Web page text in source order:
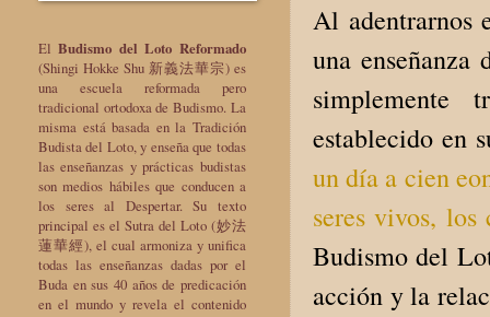
Al adentrarnos
una
simplemente
establecido en
un día a cien
seres vivos, los
Budismo del
acción y la
ElBudismo del Loto Reformado
(Shingi Hokke Shu 新義法華宗) es
una escuela reformada pero
tradicional ortodoxa de Budismo. La
misma está basada en la Tradición
Budista del Loto, y enseña que todas
las enseñanzas y prácticas budistas
son medios hábiles que conducen a
los seres al Despertar. Su texto
principal es el Sutra del Loto (妙法
蓮華經), el cual armoniza y unifica
todas las enseñanzas dadas por el
Buda en sus 40 años de predicación
en el mundo y revela el contenido